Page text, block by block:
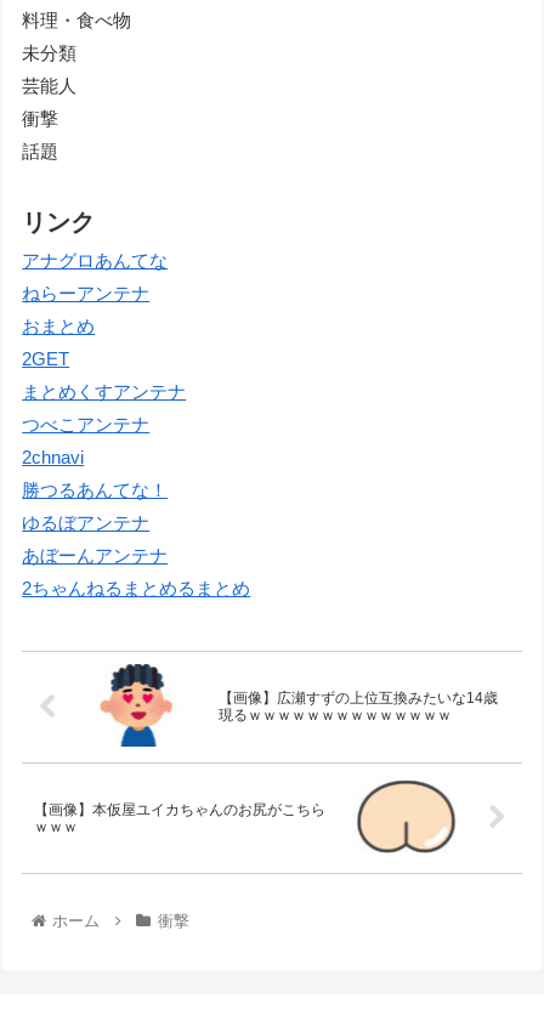
料理・食べ物
未分類
芸能人
衝撃
話題
リンク
アナグロあんてな
ねらーアンテナ
おまとめ
2GET
まとめくすアンテナ
つべこアンテナ
2chnavi
勝つるあんてな！
ゆるぼアンテナ
あぼーんアンテナ
2ちゃんねるまとめるまとめ
【画像】広瀬すずの上位互換みたいな14歳
現るｗｗｗｗｗｗｗｗｗｗｗｗｗｗ
【画像】本仮屋ユイカちゃんのお尻がこちら
ｗｗｗ
ホーム 衝撃